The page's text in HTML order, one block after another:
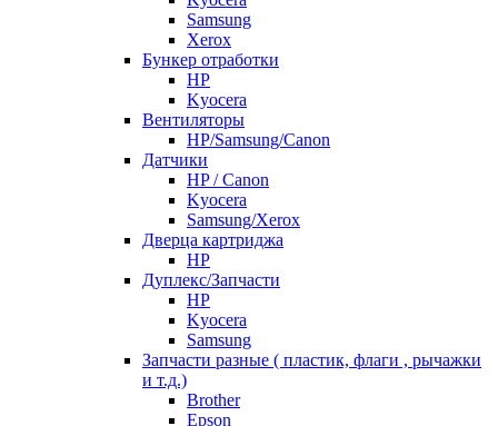
Samsung
Xerox
Бункер отработки
HP
Kyocera
Вентиляторы
HP/Samsung/Canon
Датчики
HP / Canon
Kyocera
Samsung/Xerox
Дверца картриджа
HP
Дуплекс/Запчасти
HP
Kyocera
Samsung
Запчасти разные ( пластик, флаги , рычажки
и т.д.)
Brother
Epson